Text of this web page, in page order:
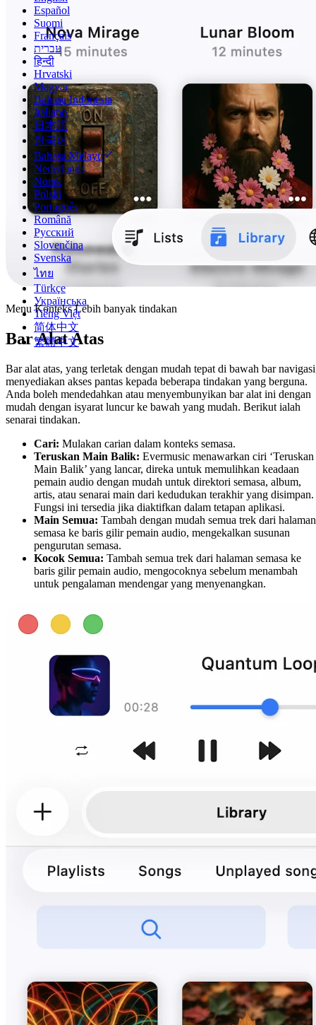
Español
Suomi
Français
עברית
हिन्दी
Hrvatski
Magyar
Bahasa Indonesia
Italiano
日本語
한국어
Bahasa Melayu
Nederlands
Norsk
Polski
Português
Română
Русский
Slovenčina
Svenska
ไทย
Türkçe
Українська
Tiếng Việt
简体中文
繁體中文
Menu Konteks Lebih banyak tindakan
Bar Alat Atas
Bar alat atas, yang terletak dengan mudah tepat di bawah bar
menyediakan akses pantas kepada beberapa tindakan yang berguna.
Anda boleh mendedahkan atau menyembunyikan bar alat ini dengan
mudah dengan isyarat luncur ke bawah yang mudah. Berikut ialah
senarai tindakan.
Cari: Mulakan carian dalam konteks semasa.
Teruskan Main Balik: Evermusic menawarkan ciri ‘Teruskan
Main Balik’ yang lancar, direka untuk memulihkan keadaan
pemain audio dengan mudah untuk direktori semasa, album,
artis, atau senarai main dari kedudukan terakhir yang disimpan.
Fungsi ini tersedia jika diaktifkan dalam tetapan aplikasi.
Main Semua: Tambah dengan mudah semua trek dari halaman
semasa ke baris gilir pemain audio, mengekalkan susunan
pengurutan semasa.
Kocok Semua: Tambah semua trek dari halaman semasa ke
baris gilir pemain audio, mengocoknya sebelum menambah
untuk pengalaman mendengar yang menyenangkan.